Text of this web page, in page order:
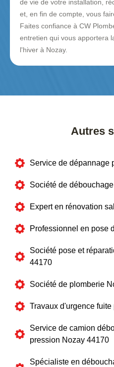
de vie de votre installation,
et, en fin de compte, vous
Faites confiance à CW
entretien qui vous apportera
l'hiver à Nozay.
Autres
Service de dépannage
Société de
Expert en rénovation
Professionnel en pose
Société pose et
44170
Société de plomberie
Travaux d'urgence
Service de camion
pression Nozay 44170
Spécialiste en